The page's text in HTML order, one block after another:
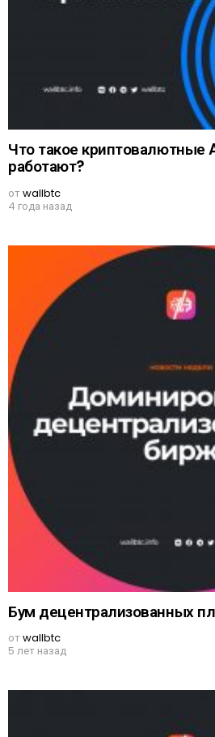
Что такое криптовалютные
работают?
отwallbtc
4 года назад
Бум децентрализованных
отwallbtc
5 лет назад